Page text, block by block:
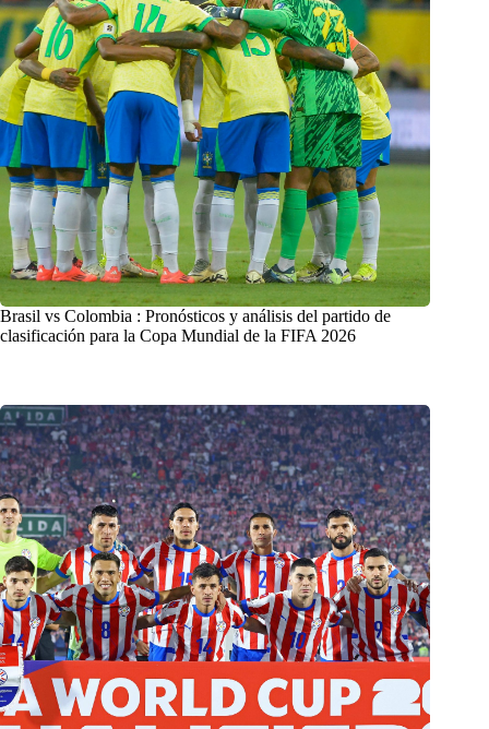
Brasil vs Colombia : Pronósticos y análisis del partido de
clasificación para la Copa Mundial de la FIFA 2026